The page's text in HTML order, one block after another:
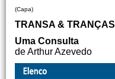
(Capa)
TRANSA & TRANÇAS
Uma Consulta
de Arthur Azevedo